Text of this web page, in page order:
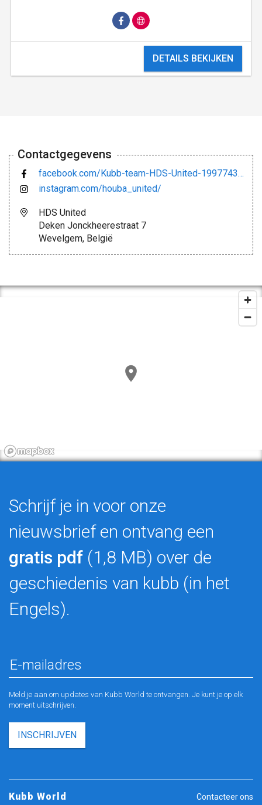
DETAILS BEKIJKEN
Contactgegevens
facebook.com/Kubb-team-HDS-United-199774350095768/
instagram.com/houba_united/
HDS United
Deken Jonckheerestraat 7
Wevelgem, België
Schrijf je in voor onze
nieuwsbrief en ontvang een
gratis pdf (1,8 MB) over de
geschiedenis van kubb (in het
Engels).
Meld je aan om updates van Kubb World te ontvangen. Je kunt je op elk
moment uitschrijven.
INSCHRIJVEN
Kubb World Contacteer ons